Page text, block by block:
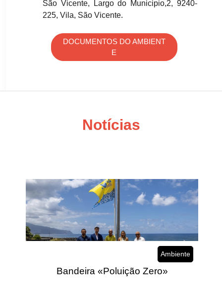
São Vicente, Largo do Municipio,2, 9240-
225, Vila, São Vicente.
DOCUMENTOS DO AMBIENT
E
Notícias
Bandeira «Poluição Zero»
Ambiente
Bandeira «Poluição Zero»